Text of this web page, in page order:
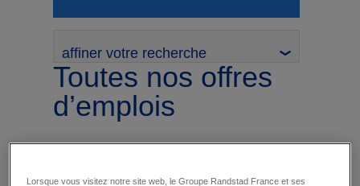
Toutes nos offres
d’emplois
affiner votre recherche
Lorsque vous visitez notre site web, le Groupe Randstad France et ses